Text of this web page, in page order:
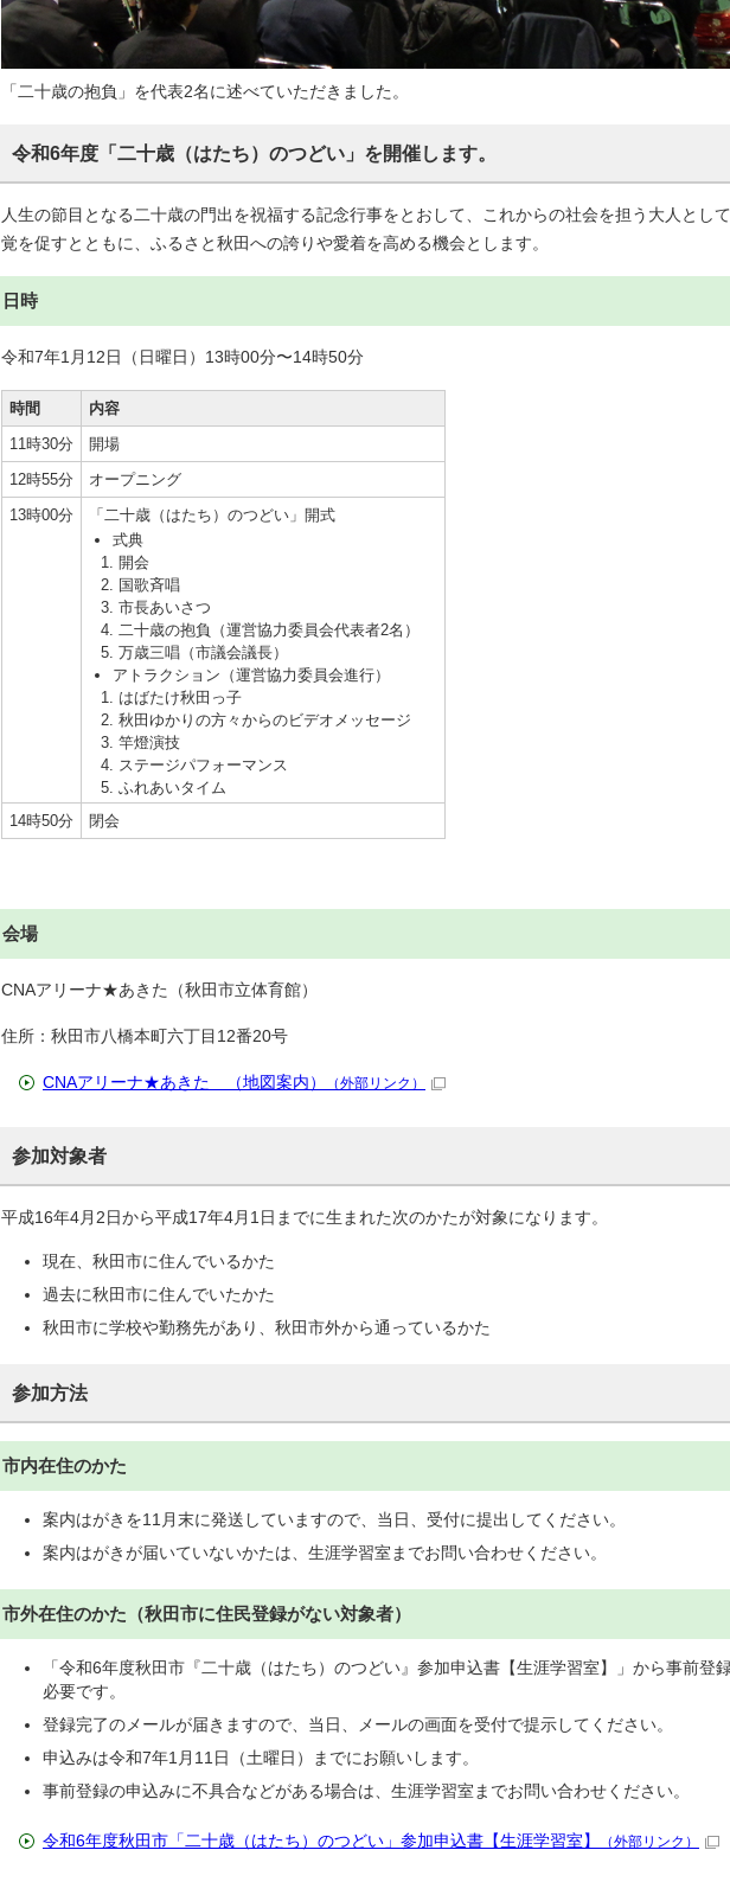
「二十歳の抱負」を代表2名に述べていただきました。
令和6年度「二十歳（はたち）のつどい」を開催します。
人生の節目となる二十歳の門出を祝福する記念行事をとおして、これからの社会を担う大人とし
覚を促すとともに、ふるさと秋田への誇りや愛着を高める機会とします。
日時
令和7年1月12日（日曜日）13時00分〜14時50分
時間
内容
11時30分
開場
12時55分
オープニング
13時00分
「二十歳（はたち）のつどい」開式
式典
開会
国歌斉唱
市長あいさつ
二十歳の抱負（運営協力委員会代表者2名）
万歳三唱（市議会議長）
アトラクション（運営協力委員会進行）
はばたけ秋田っ子
秋田ゆかりの方々からのビデオメッセージ
竿燈演技
ステージパフォーマンス
ふれあいタイム
14時50分
閉会
会場
CNAアリーナ★あきた（秋田市立体育館）
住所：秋田市八橋本町六丁目12番20号
CNAアリーナ★あきた （地図案内） （外部リンク）
参加対象者
平成16年4月2日から平成17年4月1日までに生まれた次のかたが対象になります。
現在、秋田市に住んでいるかた
過去に秋田市に住んでいたかた
秋田市に学校や勤務先があり、秋田市外から通っているかた
参加方法
市内在住のかた
案内はがきを11月末に発送していますので、当日、受付に提出してください。
案内はがきが届いていないかたは、生涯学習室までお問い合わせください。
市外在住のかた（秋田市に住民登録がない対象者）
「令和6年度秋田市『二十歳（はたち）のつどい』参加申込書【生涯学習室】」から事前登
必要です。
登録完了のメールが届きますので、当日、メールの画面を受付で提示してください。
申込みは令和7年1月11日（土曜日）までにお願いします。
事前登録の申込みに不具合などがある場合は、生涯学習室までお問い合わせください。
令和6年度秋田市「二十歳（はたち）のつどい」参加申込書【生涯学習室】 （外部リンク）